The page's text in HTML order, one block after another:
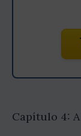
Capítulo 4: